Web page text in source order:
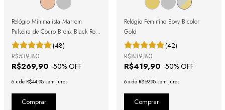
Relógio Minimalista Marrom
Pulseira de Couro Bronx Black Rosé
Gold 40mm
(48)
R$269,90 -50% OFF
R$539,80
6 x de R$44,98 sem juros
Relógio Feminino Boxy Bicolor
Gold
(42)
R$419,90 -50% OFF
R$839,80
6 x de R$69,98 sem juros